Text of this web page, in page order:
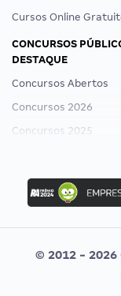
Cursos Online
CONCURSOS
DESTAQUE
Concursos Abertos
Concursos 2026
Concursos 2025
Concurso Ibama
Concurso MPU
Editais publicados
CONCURSOS POR
© 2012 - 2026